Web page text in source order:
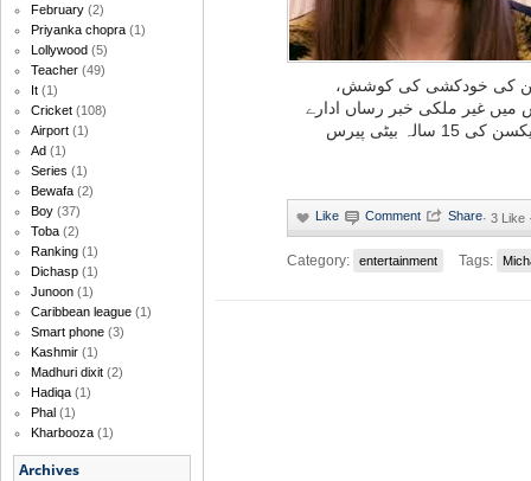
February (2)
Priyanka chopra (1)
Lollywood (5)
Teacher (49)
It (1)
Cricket (108)
Airport (1)
Ad (1)
Series (1)
Bewafa (2)
Boy (37)
Toba (2)
Ranking (1)
Dichasp (1)
Junoon (1)
Caribbean league (1)
Smart phone (3)
Kashmir (1)
Madhuri dixit (2)
Hadiqa (1)
Phal (1)
Kharbooza (1)
Archives
کی خودکشی کی کوشش،
میں غیر ملکی خبر رساں ادارے
کے حوالے سے کہا گیا ہے کہ مائیکل جیکسن کی 15 سالہ بیٹی پیرس
· 3 Like
Category: entertainment Tags: